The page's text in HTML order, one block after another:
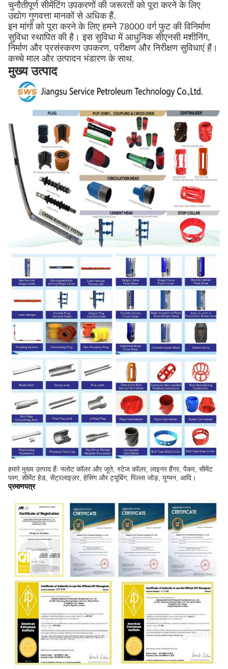
चुनौतीपूर्ण सीमेंटिंग उपकरणों की जरूरतों को पूरा करने के लिए
उद्योग गुणवत्ता मानकों से अधिक हैं.
इन मांगों को पूरा करने के लिए हमने 78000 वर्ग फुट की विनिर्माण
सुविधा स्थापित की है। इस सुविधा में आधुनिक सीएनसी मशीनिंग,
निर्माण और प्रसंस्करण उपकरण, परीक्षण और निरीक्षण सुविधाएं हैं।
कच्चे माल और उत्पादन भंडारण के साथ.
मुख्य उत्पाद
हमारे मुख्य उत्पाद हैंः फ्लोट कॉलर और जूते, स्टेज कॉलर, लाइनर हैंगर, पैकर, सीमेंट
प्लग, सीमेंट हेड, सेंट्रलाइज़र, हेसिंग और ट्यूबिंग, पिल्ला जोड़, युग्मन, आदि।
प्रमाणपत्र